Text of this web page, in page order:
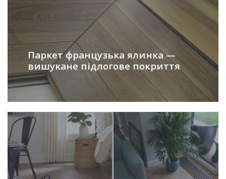
Паркет французька ялинка —
вишукане підлогове покриття